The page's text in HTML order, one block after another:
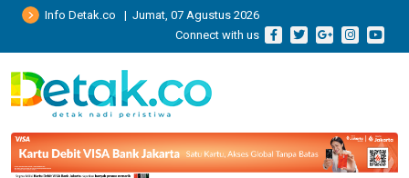
Info Detak.co | Jumat, 07 Agustus 2026
Connect with us